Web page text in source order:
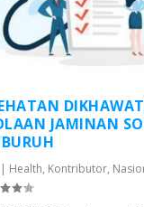
JAMINAN
| Health, Kontributor,